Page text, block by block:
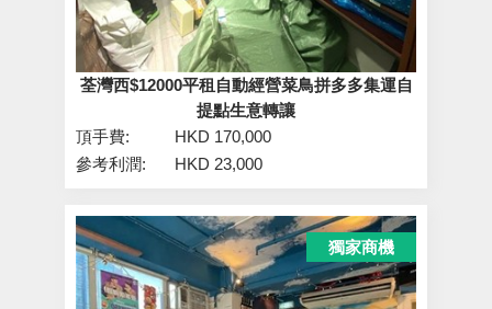
荃灣西$12000平租自動經營菜鳥拼多多集運自
提點生意轉讓
頂手費:
HKD 170,000
參考利潤:
HKD 23,000
獨家商機